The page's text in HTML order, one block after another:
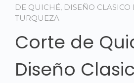
DE QUICHÉ, DISEÑO CLASICO
TURQUEZA
Corte de
Diseño